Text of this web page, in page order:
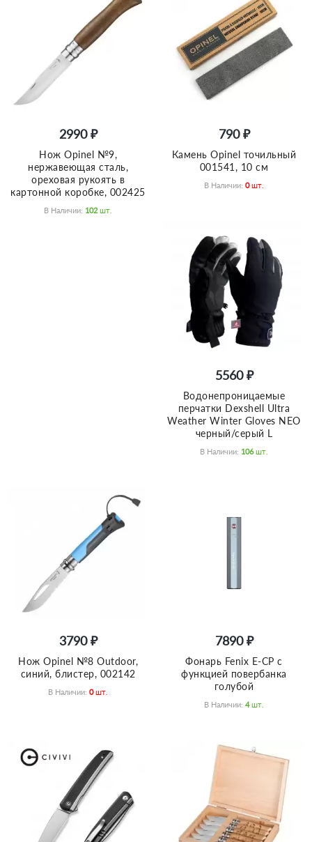
2990 ₽
Нож Opinel №9,
нержавеющая сталь,
ореховая рукоять в
картонной коробке, 002425
В Наличии: 102 Шт.
790 ₽
Камень Opinel точильный
001541, 10 см
В Наличии: 0 Шт.
5560 ₽
Водонепроницаемые
перчатки Dexshell Ultra
Weather Winter Gloves NEO
черный/серый L
В Наличии: 106 Шт.
3790 ₽
Нож Opinel №8 Outdoor,
синий, блистер, 002142
В Наличии: 0 Шт.
7890 ₽
Фонарь Fenix E-CP с
функцией повербанка
голубой
В Наличии: 4 Шт.